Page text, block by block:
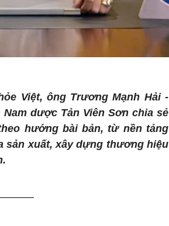
Việt, ông Trương Mạnh Hải-
dược Tản Viên Sơn chia sẻ
hướng bài bản, từ nền tảng
sản xuất, xây dựng thương hiệu